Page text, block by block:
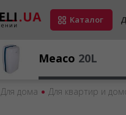
Каталог
Для дома Для квартир и
Meaco 20L